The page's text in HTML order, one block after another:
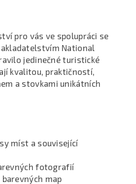
pro vás ve spolupráci se
National
jedinečné turistické
kvalitou, praktičností,
a stovkami unikátních
míst a související
fotografií
map